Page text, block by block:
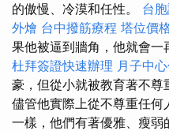
的傲慢、冷漠和任性。 台
外燴 台中撥筋療程 塔位價
果他被逼到牆角，他就會一
杜拜簽證快速辦理 月子中
豪，但從小就被教育著不尊
儘管他實際上從不尊重任
一樣，他們有著優雅、瘦弱